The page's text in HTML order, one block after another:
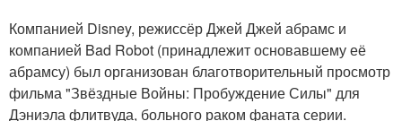
Компанией Disney, режиссёр Джей Джей абрамс и
компанией Bad Robot (принадлежит основавшему её
абрамсу) был организован благотворительный просмотр
фильма "Звёздные Войны: Пробуждение Силы" для
Дэниэла флитвуда, больного раком фаната серии.